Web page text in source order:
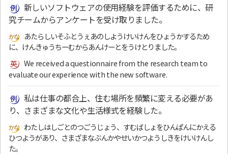
新しいソフトウェアの使用経験を評価するために、研
究チームからアンケートを受け取りました。
あたらしいそふとうぇあのしようけいけんをひょうかするため
に、けんきゅうちーむからあんけーとをうけとりました。
We received a questionnaire from the research team to
evaluate our experience with the new software.
私は仕事の都合上、住む場所を頻繁に変える必要があ
り、さまざまな文化や生活様式を経験した。
わたしはしごとのつごうじょう、すむばしょをひんぱんにかえる
ひつようがあり、さまざまなぶんかやせいかつようしきをけいけんし
た。